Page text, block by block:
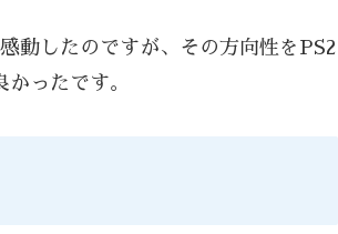
動したのですが、その方向性をPS2
ったです。